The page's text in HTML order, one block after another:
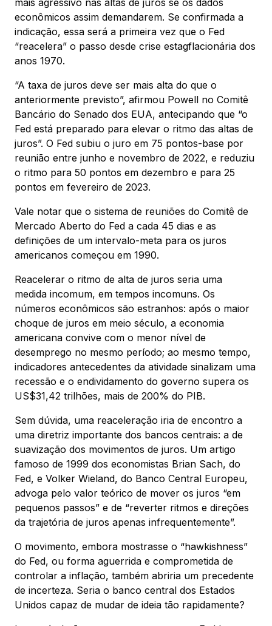
mais agressivo nas altas de juros se os dados
econômicos assim demandarem. Se confirmada a
indicação, essa será a primeira vez que o Fed
“reacelera” o passo desde crise estagflacionária dos
anos 1970.
“A taxa de juros deve ser mais alta do que o
anteriormente previsto”, afirmou Powell no Comitê
Bancário do Senado dos EUA, antecipando que “o
Fed está preparado para elevar o ritmo das altas de
juros”. O Fed subiu o juro em 75 pontos-base por
reunião entre junho e novembro de 2022, e reduziu
o ritmo para 50 pontos em dezembro e para 25
pontos em fevereiro de 2023.
Vale notar que o sistema de reuniões do Comitê de
Mercado Aberto do Fed a cada 45 dias e as
definições de um intervalo-meta para os juros
americanos começou em 1990.
Reacelerar o ritmo de alta de juros seria uma
medida incomum, em tempos incomuns. Os
números econômicos são estranhos: após o maior
choque de juros em meio século, a economia
americana convive com o menor nível de
desemprego no mesmo período; ao mesmo tempo,
indicadores antecedentes da atividade sinalizam uma
recessão e o endividamento do governo supera os
US$31,42 trilhões, mais de 200% do PIB.
Sem dúvida, uma reaceleração iria de encontro a
uma diretriz importante dos bancos centrais: a de
suavização dos movimentos de juros. Um artigo
famoso de 1999 dos economistas Brian Sach, do
Fed, e Volker Wieland, do Banco Central Europeu,
advoga pelo valor teórico de mover os juros “em
pequenos passos” e de “reverter ritmos e direções
da trajetória de juros apenas infrequentemente”.
O movimento, embora mostrasse o “hawkishness”
do Fed, ou forma aguerrida e comprometida de
controlar a inflação, também abriria um precedente
de incerteza. Seria o banco central dos Estados
Unidos capaz de mudar de ideia tão rapidamente?